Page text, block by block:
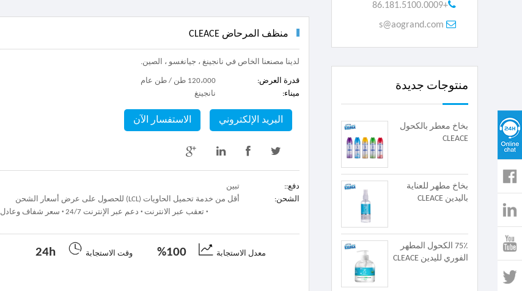
منظف ​​المرحاض CLEACE
لدينا مصنعنا الخاص في نانجينغ ، جيانغسو ، الصين.
قدرة العرض:
120،000 طن / طن عام
ميناء:
نانجينغ
البريد الإلكتروني الاستفسار الآن
دفع::
تبين
الشحن:
أقل من خدمة تحميل الحاويات (LCL) للحصول على عرض أسعار الشحن
· سعر شفاف وعادل · دعم عبر الإنترنت 24/7 · تعقب عبر الانترنت
وقت الاستجابة 24h معدل الاستجابة 100%
+86.181.5100.0009
منتوجات جديدة
بخاخ معطر بالكحول
CLEACE
بخاخ مطهر للعناية
باليدين CLEACE
75٪ الكحول المطهر
الفوري لليدين CLEACE